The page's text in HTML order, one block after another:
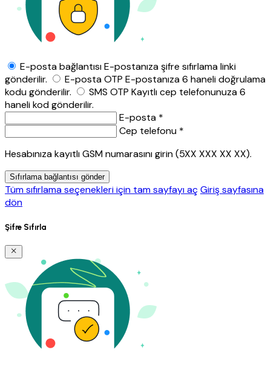
E-posta bağlantısıE-postanıza şifre sıfırlama linki
gönderilir.
E-posta OTP E-postanıza 6 haneli doğrulama
kodu gönderilir.
SMS OTP Kayıtlı cep telefonunuza 6
haneli kod gönderilir.
E-posta *
Cep telefonu *
Hesabınıza kayıtlı GSM numarasını girin (5XX XXX XX XX).
Sıfırlama bağlantısı gönder
Tüm sıfırlama seçenekleri için tam sayfayı açGiriş sayfasına
dön
Şifre Sıfırla